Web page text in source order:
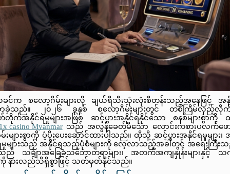
င်က စလော့ဂိမ်းများလို ချယ်ရီသီးသုံးလုံးစီတန်းသည့်အနေဖြင့်
ာခဲ့သည်။ ၂၀၂၆ ခုနှစ် စလော့ဂိမ်းများတွင် တစ်ကြိမ်လှည့်လို
တိုက်အနိုင်ရမှုများအဖြစ် ဆင့်ပွားအနိုင်ရနိုင်သော စနစ်များစွာကို
1x casino Myanmar သည် အလွန်ခေတ်မီသော လောင်းကစားပလက်ဖေ
များစွာကို ပံ့ပိုးပေးဆောင်ထားပါသည်။ ထိုသို့ ဆင့်ပွားအနိုင်ရမှုများ၊
မှုများသည် အနိုင်ရသည့်ပုံစံများကို လေ့လာသည့်အခါတွင် အရေးကြီး
း၊ အတက်အကျနှုန်းများနှင့် သက်ဆိုင်ပြီး
နားလည်သိရှိစွာဖြင့် သတ်မှတ်နိုင်သည်။